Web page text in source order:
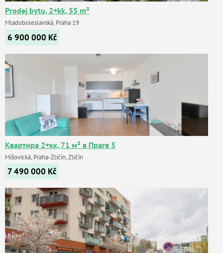
Prodej bytu, 2+kk, 55 m²
Mladoboleslavská, Praha 19
6 900 000 Kč
Квартира 2+кк, 71 м² в Праге 5
Míšovická, Praha-Zličín, Zličín
7 490 000 Kč